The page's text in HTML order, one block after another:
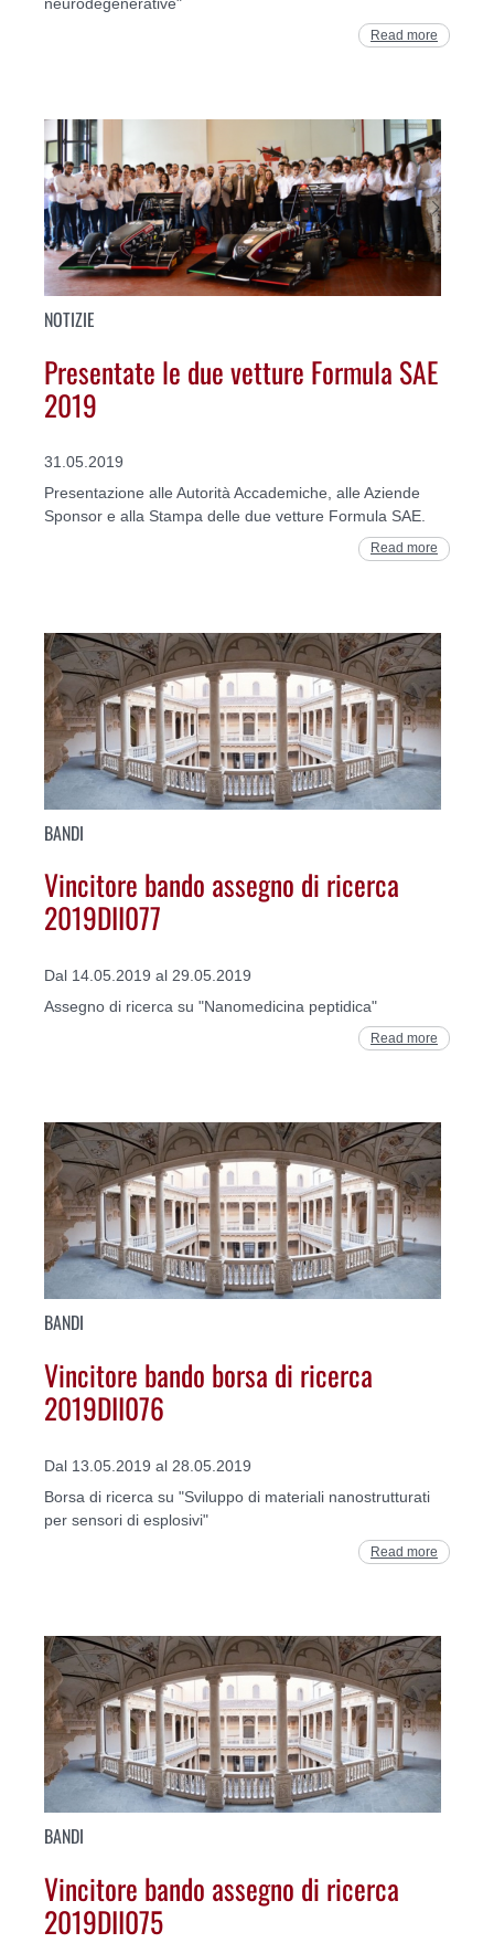
Read more
NOTIZIE
Presentate le due vetture Formula SAE
2019
31.05.2019
Presentazione alle Autorità Accademiche, alle Aziende
Sponsor e alla Stampa delle due vetture Formula SAE.
Read more
BANDI
Vincitore bando assegno di ricerca
2019DII077
Dal 14.05.2019 al 29.05.2019
Assegno di ricerca su "Nanomedicina peptidica"
Read more
BANDI
Vincitore bando borsa di ricerca
2019DII076
Dal 13.05.2019 al 28.05.2019
Borsa di ricerca su "Sviluppo di materiali nanostrutturati
per sensori di esplosivi"
Read more
BANDI
Vincitore bando assegno di ricerca
2019DII075